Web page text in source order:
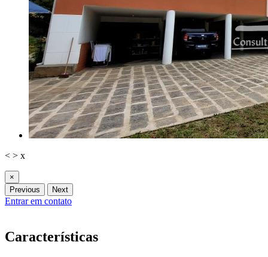
< > x
×
Previous
Next
Entrar em contato
Características